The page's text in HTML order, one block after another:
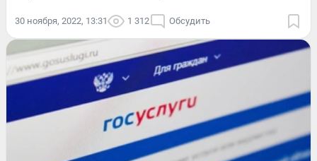
30 ноября, 2022, 13:31 1 312 Обсудить